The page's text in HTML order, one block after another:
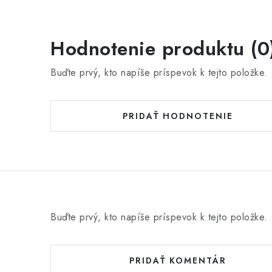
Hodnotenie produktu
Buďte prvý, kto napíše príspevok k tejto položke.
PRIDAŤ HODNOTENIE
Buďte prvý, kto napíše príspevok k tejto položke.
PRIDAŤ KOMENTÁR